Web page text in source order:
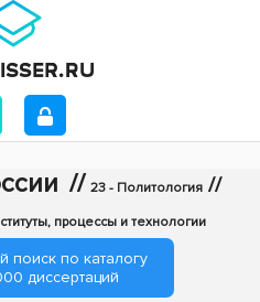
// 23 - Политология //
процессы и технологии
поиск по каталогу
диссертаций